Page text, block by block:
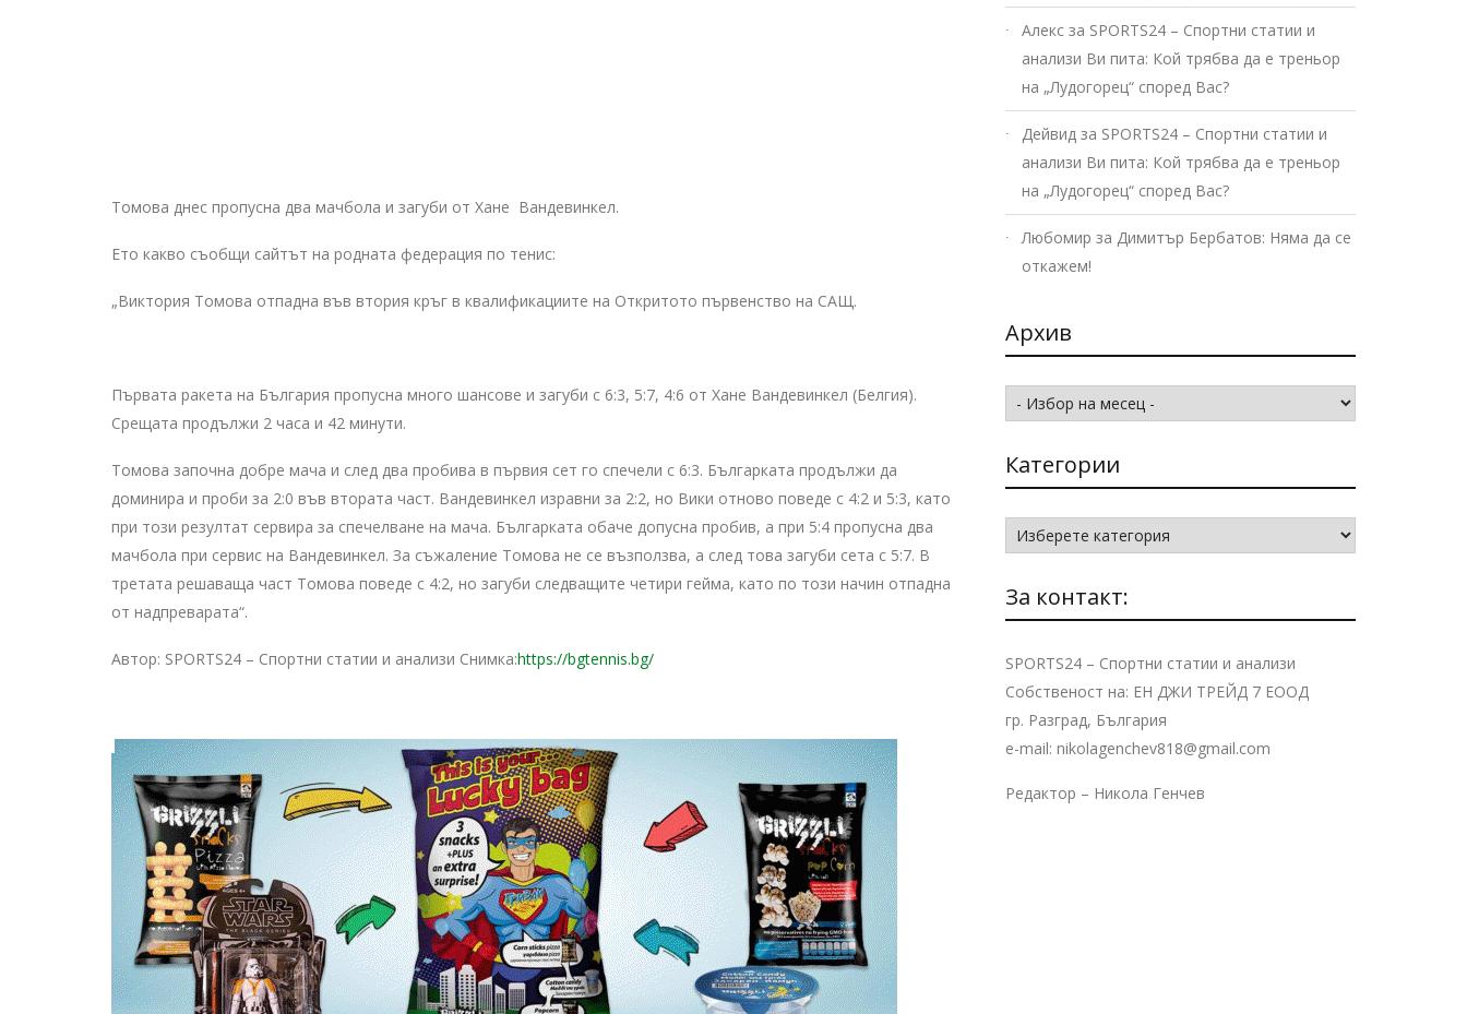
Томова днес пропусна два мачбола и загуби от Хане Вандевинкел.
Ето какво съобщи сайтът на родната федерация по тенис:
„Виктория Томова отпадна във втория кръг в квалификациите на Откритото първенство на САЩ.
Първата ракета на България пропусна много шансове и загуби с 6:3, 5:7, 4:6 от Хане Вандевинкел (Белгия).
Срещата продължи 2 часа и 42 минути.
Томова започна добре мача и след два пробива в първия сет го спечели с 6:3. Българката продължи да
доминира и проби за 2:0 във втората част. Вандевинкел изравни за 2:2, но Вики отново поведе с 4:2 и 5:3, като
при този резултат сервира за спечелване на мача. Българката обаче допусна пробив, а при 5:4 пропусна два
мачбола при сервис на Вандевинкел. За съжаление Томова не се възползва, а след това загуби сета с 5:7. В
третата решаваща част Томова поведе с 4:2, но загуби следващите четири гейма, като по този начин отпадна
от надпреварата“.
Автор: SPORTS24 – Спортни статии и анализи Снимка:https://bgtennis.bg/
Алекс за SPORTS24 – Спортни статии и
анализи Ви пита: Кой трябва да е треньор
на „Лудогорец“ според Вас?
Дейвид за SPORTS24 – Спортни статии и
анализи Ви пита: Кой трябва да е треньор
на „Лудогорец“ според Вас?
Любомир за Димитър Бербатов: Няма да се
откажем!
Архив
Архив
Категории
Категории
За контакт:
SPORTS24 – Спортни статии и анализи
Собственост на: ЕН ДЖИ ТРЕЙД 7 ЕООД
гр. Разград, България
e-mail: nikolagenchev818@gmail.com
Редактор – Никола Генчев